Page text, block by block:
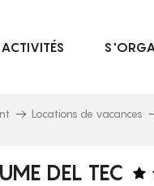
ACTIVITÉS
Locations de vacances
DEL TEC